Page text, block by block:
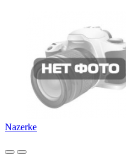
Nazerke